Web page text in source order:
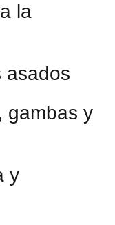
la
asados
gambas y
y